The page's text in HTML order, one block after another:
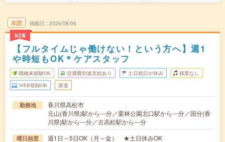
未読
NEW
掲載日 2026/08/06
【フルタイムじゃ働けない！という方へ】週1
や時短もOK＊ケアスタッフ
職種未経験OK 交通費別途支給あり 土日祝日が休み 残業なし
WEB登録OK 派遣
勤務地
香川県高松市
元山(香川県)駅から---分／栗林公園北口駅から---分／国分(香
川県)駅から---分／古高松駅から---分
曜日頻度 週1日～5日OK（月～金） ★土日休みOK